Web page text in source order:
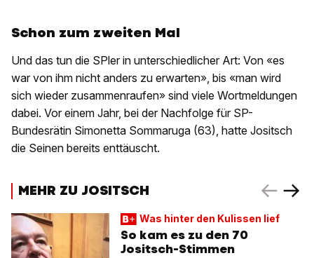
Schon zum zweiten Mal
Und das tun die SPler in unterschiedlicher Art: Von «es
war von ihm nicht anders zu erwarten», bis «man wird
sich wieder zusammenraufen» sind viele Wortmeldungen
dabei. Vor einem Jahr, bei der Nachfolge für SP-
Bundesrätin Simonetta Sommaruga (63), hatte Jositsch
die Seinen bereits enttäuscht.
MEHR ZU JOSITSCH
Was hinter den Kulissen lief
So kam es zu den 70
Jositsch-Stimmen